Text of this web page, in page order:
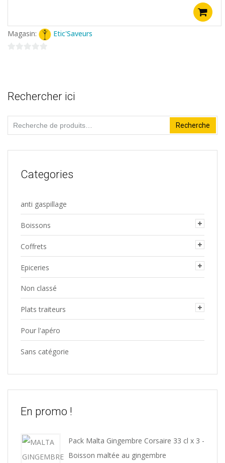
Magasin: Etic'Saveurs
Rechercher ici
Recherche
pour :
Recherche
Categories
anti gaspillage
Boissons
Coffrets
Epiceries
Non classé
Plats traiteurs
Pour l'apéro
Sans catégorie
En promo !
Pack Malta Gingembre Corsaire 33 cl x 3 -
Boisson maltée au gingembre